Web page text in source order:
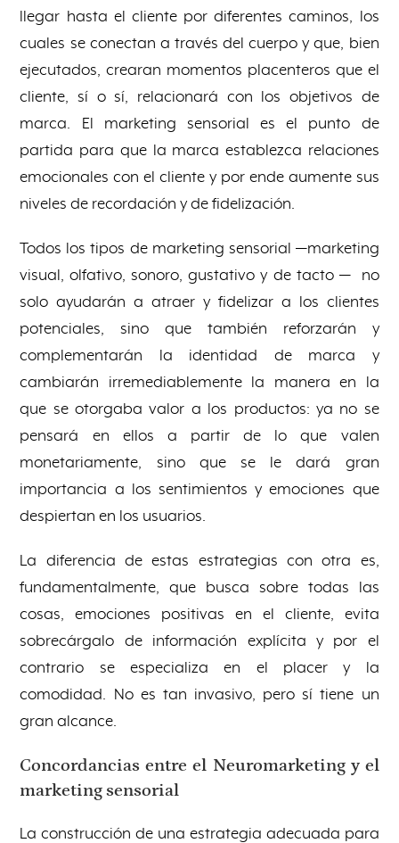
llegar hasta el cliente por diferentes caminos, los
cuales se conectan a través del cuerpo y que, bien
ejecutados, crearan momentos placenteros que el
cliente, sí o sí, relacionará con los objetivos de
marca. El marketing sensorial es el punto de
partida para que la marca establezca relaciones
emocionales con el cliente y por ende aumente sus
niveles de recordación y de fidelización.
Todos los tipos de marketing sensorial —marketing
visual, olfativo, sonoro, gustativo y de tacto — no
solo ayudarán a atraer y fidelizar a los clientes
potenciales, sino que también reforzarán y
complementarán la identidad de marca y
cambiarán irremediablemente la manera en la
que se otorgaba valor a los productos: ya no se
pensará en ellos a partir de lo que valen
monetariamente, sino que se le dará gran
importancia a los sentimientos y emociones que
despiertan en los usuarios.
La diferencia de estas estrategias con otra es,
fundamentalmente, que busca sobre todas las
cosas, emociones positivas en el cliente, evita
sobrecárgalo de información explícita y por el
contrario se especializa en el placer y la
comodidad. No es tan invasivo, pero sí tiene un
gran alcance.
Concordancias entre el Neuromarketing y el
marketing sensorial
La construcción de una estrategia adecuada para